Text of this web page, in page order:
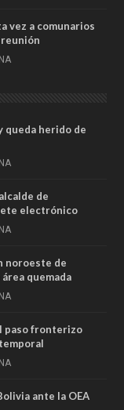
vez a comunarios
reunión
herido de
de
electrónico
noroeste de
quemada
paso fronterizo
ante la OEA